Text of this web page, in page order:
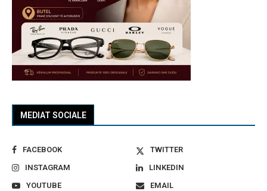
MEDIAT SOCIALE
FACEBOOK
TWITTER
INSTAGRAM
LINKEDIN
YOUTUBE
EMAIL